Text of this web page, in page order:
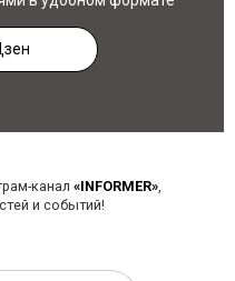
канал «INFORMER»,
и событий!